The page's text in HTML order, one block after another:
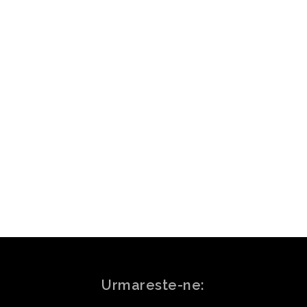
Urmareste-ne: